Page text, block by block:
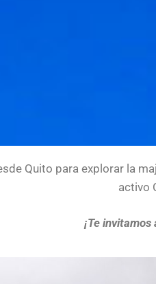
Quito para explorar la
activo
¡Te